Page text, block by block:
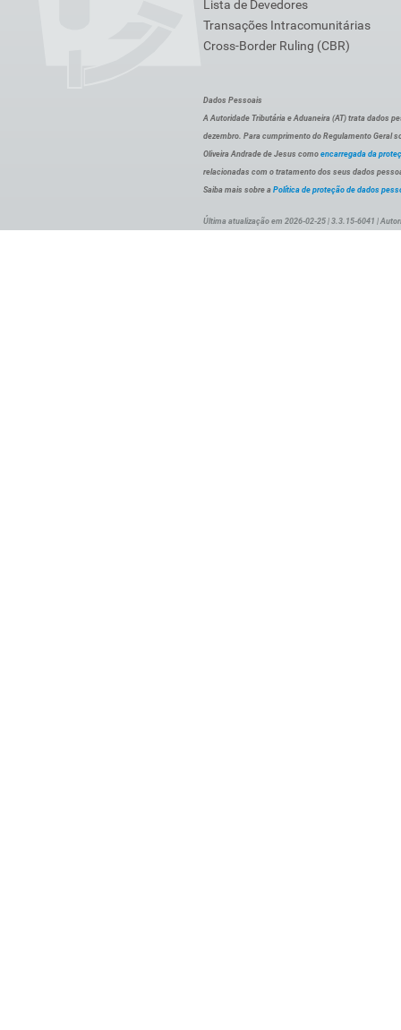
Lista de Devedores
Transações Intracomunitárias
Cross-Border Ruling (CBR)
Dados Pessoais
A Autoridade Tributária e Aduaneira (AT) trata dados
dezembro. Para cumprimento do Regulamento Geral
Oliveira Andrade de Jesus como encarregada da
relacionadas com o tratamento dos seus dados
Saiba mais sobre a Política de proteção de dados
Última atualização em 2026-02-25 | 3.3.15-6041 |